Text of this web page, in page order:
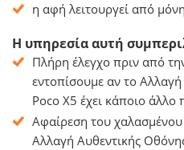
η αφή λειτουργεί από
Η υπηρεσία αυτή
Πλήρη έλεγχο πριν από
εντοπίσουμε αν το
Poco X5 έχει κάποιο άλλο
Αφαίρεση του
Αλλαγή Αυθεντικής